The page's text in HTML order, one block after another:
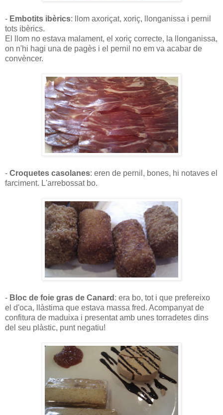
- Embotits ibèrics: llom axoriçat, xoriç, llonganissa i pernil
tots ibèrics.
El llom no estava malament, el xoriç correcte, la llonganissa,
on n'hi hagi una de pagès i el pernil no em va acabar de
convèncer.
- Croquetes casolanes: eren de pernil, bones, hi notaves el
farciment. L'arrebossat bo.
- Bloc de foie gras de Canard : era bo, tot i que prefereixo
el d'oca, llàstima que estava massa fred. Acompanyat de
confitura de maduixa i presentat amb unes torradetes dins
del seu plàstic, punt negatiu!